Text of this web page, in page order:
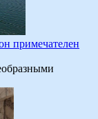
примечателен